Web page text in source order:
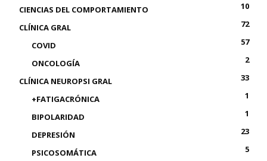
CIENCIAS DEL COMPORTAMIENTO
10
CLÍNICA GRAL
72
COVID
57
ONCOLOGÍA
2
CLÍNICA NEUROPSI GRAL
33
+FATIGACRÓNICA
1
BIPOLARIDAD
1
DEPRESIÓN
23
PSICOSOMÁTICA
5